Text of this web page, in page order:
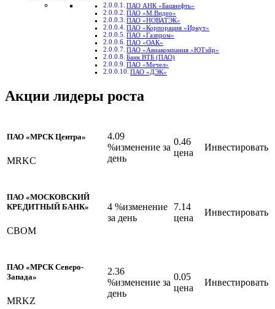
ПАО АНК «Башнефть»
ПАО «М.Видео»
ПАО «НОВАТЭК»
ПАО «Корпорация «Иркут»
ПАО «Газпром»
ПАО «ОАК»
ПАО «Авиакомпания «ЮТэйр»
Банк ВТБ (ПАО)
ПАО «Мечел»
ПАО «ДЭК»
Акции лидеры роста
ПАО «МРСК Центра»
MRKC
4.09
%изменение за
день
0.46
цена
Инвестировать
ПАО «МОСКОВСКИЙ
КРЕДИТНЫЙ БАНК»
CBOM
4 %изменение
за день
7.14
цена
Инвестировать
ПАО «МРСК Северо-
Запада»
MRKZ
2.36
%изменение за
день
0.05
цена
Инвестировать